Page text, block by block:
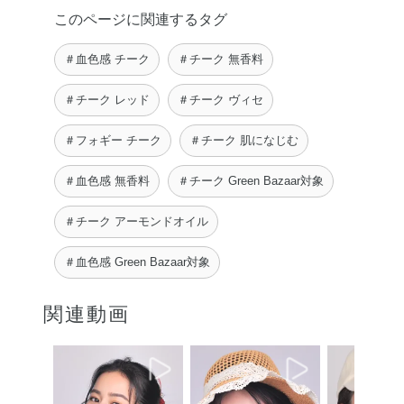
このページに関連するタグ
＃血色感 チーク ＃チーク 無香料
＃チーク レッド ＃チーク ヴィセ
＃フォギー チーク ＃チーク 肌になじむ
＃血色感 無香料 ＃チーク Green Bazaar対象
＃チーク アーモンドオイル
＃血色感 Green Bazaar対象
関連動画